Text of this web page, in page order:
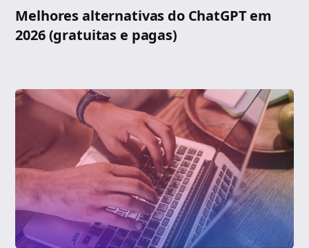
Melhores alternativas do ChatGPT em
2026 (gratuitas e pagas)